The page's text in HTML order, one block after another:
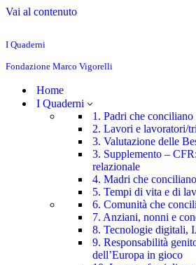
Vai al contenuto
I Quaderni
Fondazione Marco Vigorelli
Home
I Quaderni
1. Padri che conciliano
2. Lavori e lavoratori/
3. Valutazione delle
3. Supplemento –
relazionale
4. Madri che conciliano
5. Tempi di vita e di
6. Comunità che
7. Anziani, nonni e
8. Tecnologie digitali,
9. Responsabilità
dell’Europa in gioco